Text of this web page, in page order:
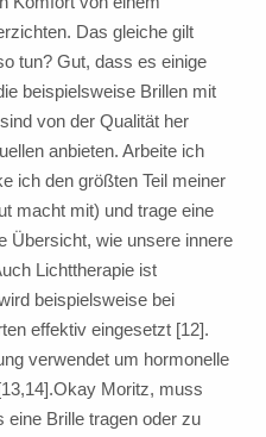
Das gleiche gilt
tun? Gut, dass es einige
beispielsweise Brillen mit
von der Qualität her
anbieten. Arbeite ich
ich den größten Teil meiner
macht mit) und trage eine
Übersicht, wie unsere innere
Lichttherapie ist
beispielsweise bei
effektiv eingesetzt [12].
verwendet um hormonelle
Moritz, muss
eine Brille tragen oder zu